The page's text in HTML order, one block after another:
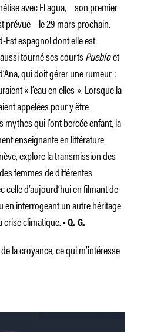
avecEl agua, son premier
prévue le 29 mars prochain.
espagnol dont elle est
tourné ses courtsPuebloet
qui doit gérer une rumeur :
« l’eau en elles ». Lorsque la
appelées pour y être
qui l’ont bercée enfant, la
enseignante en littérature
explore la transmission des
femmes de différentes
celle d’aujourd’hui en filmant de
en interrogeant un autre héritage
crise climatique. • Q. G.
la croyance, ce qui m’intéresse